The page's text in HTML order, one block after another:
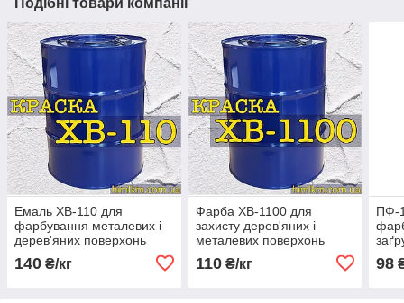
Подібні товари компанії
Емаль ХВ-110 для
фарбування металевих і
дерев'яних поверхонь
виробів та обладнання, 50
кг
140 ₴/кг
Фарба ХВ-1100 для
захисту дерев'яних і
металевих поверхонь
110₴/кг
ПФ-
98